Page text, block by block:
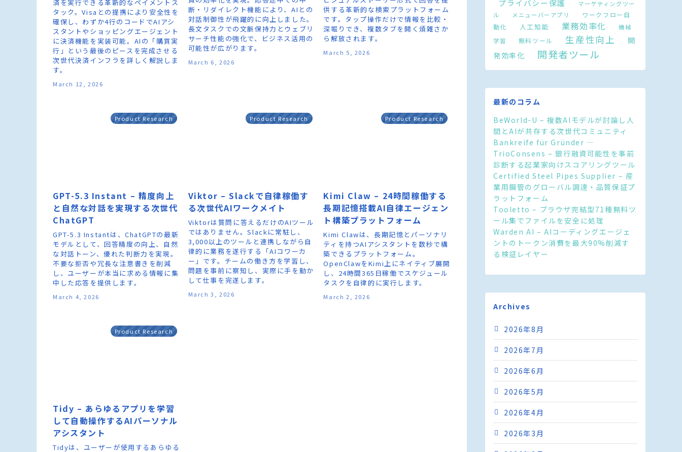
済を実行できる革新的なペイメントス
タック。Visaとの提携により安全性を
確保し、わずか4行のコードでAIアシ
スタントやショッピングエージェント
に決済機能を実装可能。AIの「購買実
行」という最後のピースを完成させる
次世代決済インフラを詳しく解説しま
す。
March 12, 2026
断・リダイレクト機能により、AIとの
対話制御性が飛躍的に向上しました。
長文タスクでの文脈保持力とウェブリ
サーチ性能の強化で、ビジネス活用の
可能性が広がります。
March 6, 2026
供する革新的な検索プラットフォーム
です。タップ操作だけで情報を比較・
深堀りでき、複数タブを開く煩雑さか
ら解放されます。
March 5, 2026
Product Research
GPT-5.3 Instant – 精度向上
と自然な対話を実現する次世代
ChatGPT
GPT-5.3 Instantは、ChatGPTの最新
モデルとして、回答精度の向上、自然
な対話トーン、優れた判断力を実現。
不要な拒否や冗長な注意書きを削減
し、ユーザーが本当に求める情報に集
中した応答を提供します。
March 4, 2026
Product Research
Viktor – Slackで自律稼働す
る次世代AIワークメイト
Viktorは質問に答えるだけのAIツール
ではありません。Slackに常駐し、
3,000以上のツールと連携しながら自
律的に業務を遂行する「AIコワーカ
ー」です。チームの働き方を学習し、
問題を事前に察知し、実際に手を動か
して仕事を完遂します。
March 3, 2026
Product Research
Kimi Claw – 24時間稼働する
長期記憶搭載AI自律エージェン
ト構築プラットフォーム
Kimi Clawは、長期記憶とパーソナリ
ティを持つAIアシスタントを数秒で構
築できるプラットフォーム。
OpenClawをKimi上にネイティブ展開
し、24時間365日稼働でスケジュール
タスクを自律的に実行します。
March 2, 2026
Product Research
Tidy – あらゆるアプリを学習
して自動操作するAIパーソナル
アシスタント
Tidyは、ユーザーが使用するあらゆる
プライバシー保護
マーケティングツー
ル
メニューバーアプリ
ワークフロー自
動化
人工知能 業務効率化
機械
学習
無料ツール 生産性向上
開
発効率化
開発者ツール
最新のコラム
BeWorld-U – 複数AIモデルが討論し人
間とAIが共存する次世代コミュニティ
Bankreife für Gründer —
TrioConsens – 銀行融資可能性を事前
診断する起業家向けスコアリングツール
Certified Steel Pipes Supplier – 産
業用鋼管のグローバル調達・品質保証プ
ラットフォーム
Tooletto – ブラウザ完結型71種無料ツ
ール集でファイルを安全に処理
Warden AI – AIコーディングエージェ
ントのトークン消費を最大90%削減す
る検証レイヤー
Archives
2026年8月
2026年7月
2026年6月
2026年5月
2026年4月
2026年3月